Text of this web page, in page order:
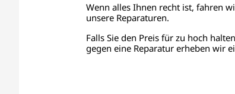
Wenn alles Ihnen recht ist, fahren
unsere Reparaturen.
Falls Sie den Preis für zu hoch
gegen eine Reparatur erheben wir